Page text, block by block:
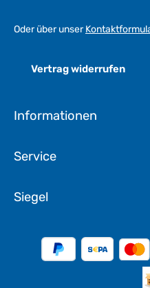
Oder über unser
Vertrag widerrufen
Informationen
Service
Siegel